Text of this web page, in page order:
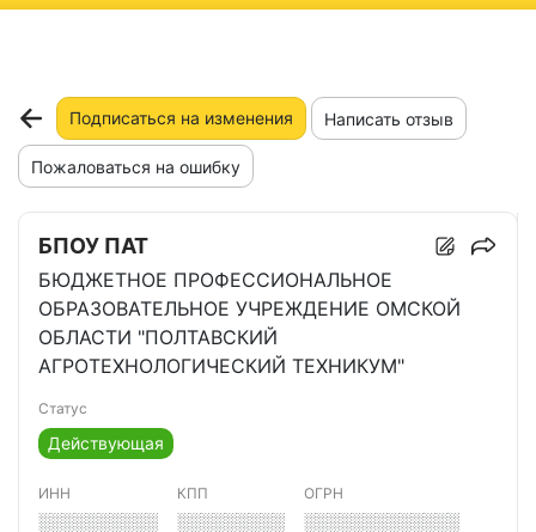
Подписаться на изменения Написать отзыв
Пожаловаться на ошибку
БПОУ ПАТ
БЮДЖЕТНОЕ ПРОФЕССИОНАЛЬНОЕ
ОБРАЗОВАТЕЛЬНОЕ УЧРЕЖДЕНИЕ ОМСКОЙ
ОБЛАСТИ "ПОЛТАВСКИЙ
АГРОТЕХНОЛОГИЧЕСКИЙ ТЕХНИКУМ"
Статус
Действующая
ИНН
░░░░░░░░░░
КПП
░░░░░░░░░
ОГРН
░░░░░░░░░░░░░